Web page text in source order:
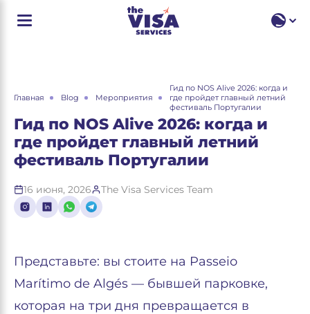
RU
Главная Blog Мероприятия
Гид по NOS Alive 2026: когда и
где пройдет главный летний
фестиваль Португалии
Гид по NOS Alive 2026: когда и
где пройдет главный летний
фестиваль Португалии
16 июня, 2026 The Visa Services Team
Представьте: вы стоите на Passeio
Marítimo de Algés — бывшей парковке,
которая на три дня превращается в